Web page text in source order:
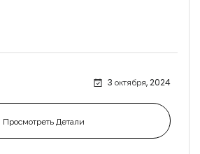
3 октября, 2024
Просмотреть Детали